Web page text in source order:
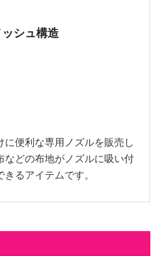
シュ構造
に便利な専用ノズルを販売し
などの布地がノズルに吸い付
るアイテムです。